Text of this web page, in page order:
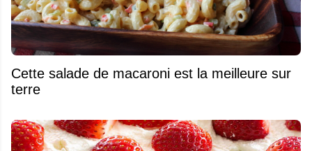
Cette salade de macaroni est la meilleure sur
terre